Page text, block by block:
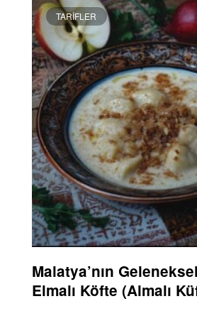
TARIFLER
Malatya’nın
Elmalı Köfte (Almalı